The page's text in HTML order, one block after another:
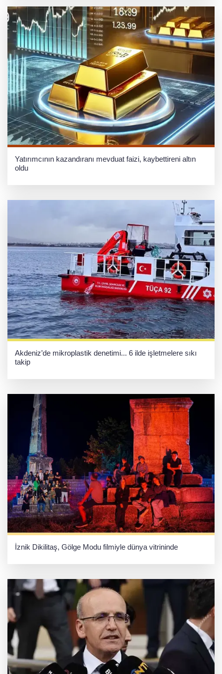
Yatırımcının kazandıranı mevduat faizi, kaybettireni altın
oldu
Akdeniz’de mikroplastik denetimi... 6 ilde işletmelere sıkı
takip
İznik Dikilitaş, Gölge Modu filmiyle ‎dünya vitrininde